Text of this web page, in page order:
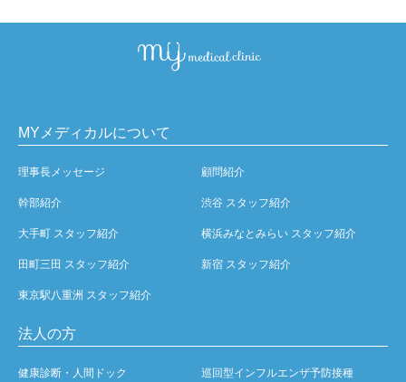
MYメディカルについて
理事長メッセージ 顧問紹介
幹部紹介 渋谷 スタッフ紹介
大手町 スタッフ紹介 横浜みなとみらい スタッフ紹介
田町三田 スタッフ紹介 新宿 スタッフ紹介
東京駅八重洲 スタッフ紹介
法人の方
健康診断・人間ドック 巡回型インフルエンザ予防接種